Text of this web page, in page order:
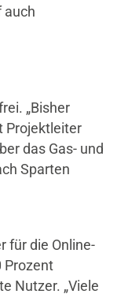
auch
„Bisher
Projektleiter
das Gas- und
Sparten
für die Online-
Prozent
Nutzer. „Viele